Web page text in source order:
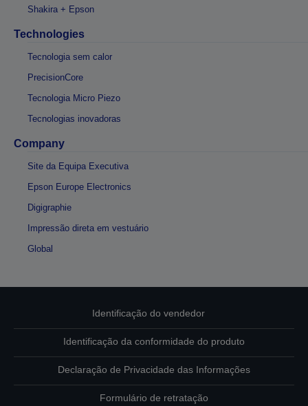
Shakira + Epson
Technologies
Tecnologia sem calor
PrecisionCore
Tecnologia Micro Piezo
Tecnologias inovadoras
Company
Site da Equipa Executiva
Epson Europe Electronics
Digigraphie
Impressão direta em vestuário
Global
Identificação do vendedor
Identificação da conformidade do produto
Declaração de Privacidade das Informações
Formulário de retratação